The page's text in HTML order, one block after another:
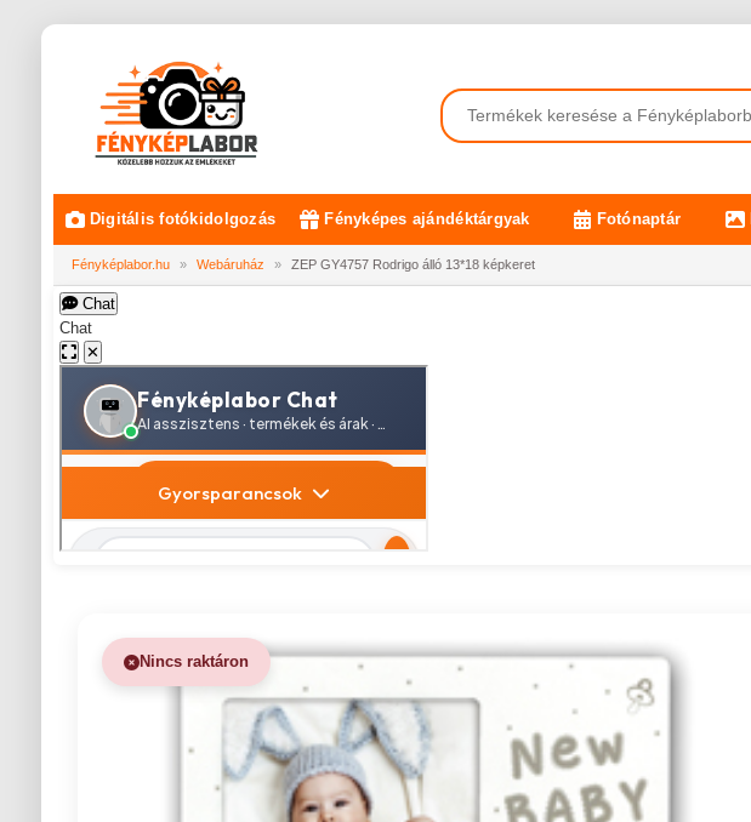
Digitális fotókidolgozás Fényképes ajándéktárgyak Fotónaptár
Fényképlabor.hu » Webáruház » ZEP GY4757 Rodrigo álló 13*18 képkeret
Chat
Chat
✕
Nincs raktáron